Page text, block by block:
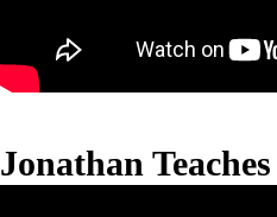
Jonathan